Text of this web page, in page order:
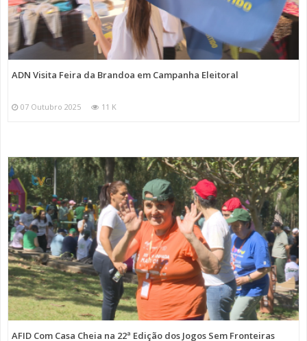
ADN Visita Feira da Brandoa em Campanha Eleitoral
07 Outubro 2025 11 K
AFID Com Casa Cheia na 22ª Edição dos Jogos Sem Fronteiras